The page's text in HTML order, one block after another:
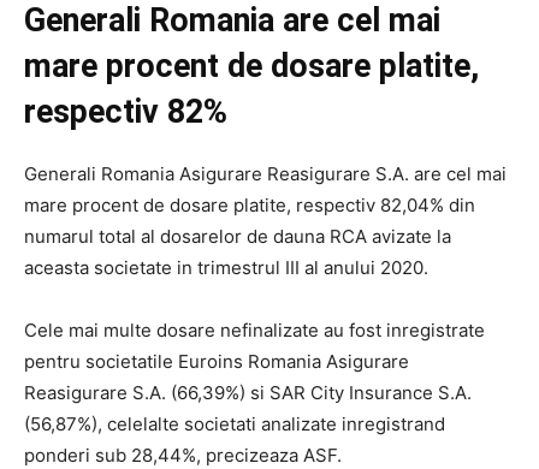
Generali Romania are cel mai
mare procent de dosare platite,
respectiv 82%
Generali Romania Asigurare Reasigurare S.A. are cel mai
mare procent de dosare platite, respectiv 82,04% din
numarul total al dosarelor de dauna RCA avizate la
aceasta societate in trimestrul III al anului 2020.
Cele mai multe dosare nefinalizate au fost inregistrate
pentru societatile Euroins Romania Asigurare
Reasigurare S.A. (66,39%) si SAR City Insurance S.A.
(56,87%), celelalte societati analizate inregistrand
ponderi sub 28,44%, precizeaza ASF.